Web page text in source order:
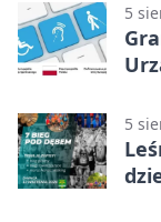
5
5